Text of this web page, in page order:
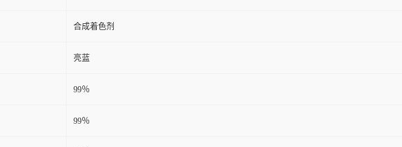
合成着色剂
亮蓝
99％
99％